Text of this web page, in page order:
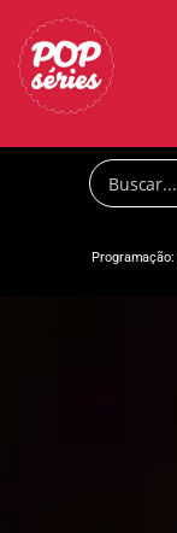
Programação: